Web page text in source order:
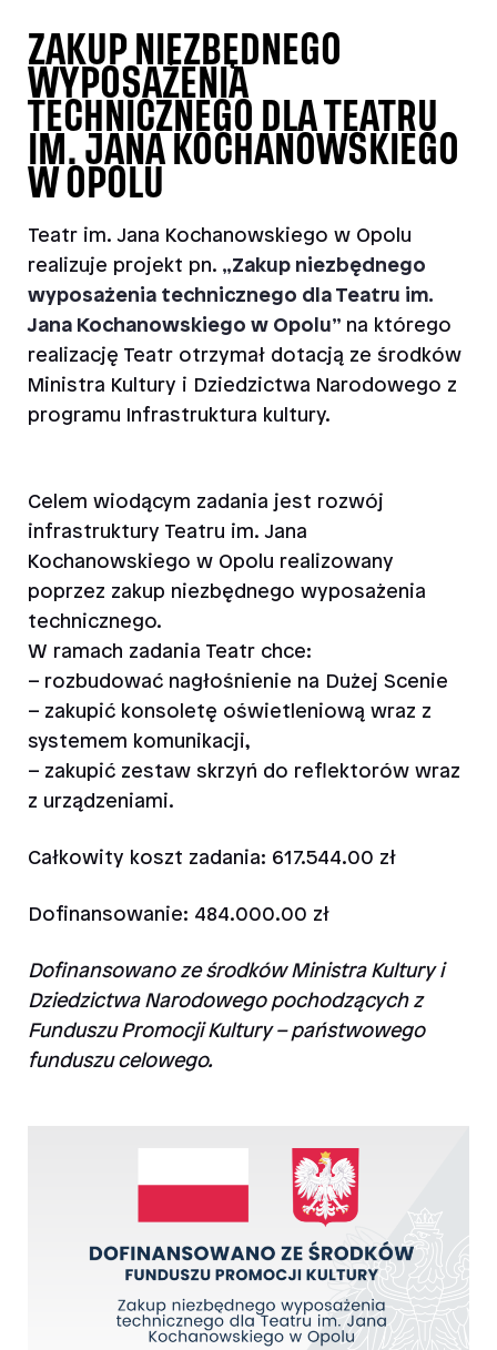
ZAKUP NIEZBĘDNEGO
WYPOSAŻENIA
TECHNICZNEGO DLA TEATRU
IM. JANA KOCHANOWSKIEGO
W OPOLU
Teatr im. Jana Kochanowskiego w Opolu
realizuje projekt pn. „Zakup niezbędnego
wyposażenia technicznego dla Teatru im.
Jana Kochanowskiego w Opolu” na którego
realizację Teatr otrzymał dotacją ze środków
Ministra Kultury i Dziedzictwa Narodowego z
programu Infrastruktura kultury.
Celem wiodącym zadania jest rozwój
infrastruktury Teatru im. Jana
Kochanowskiego w Opolu realizowany
poprzez zakup niezbędnego wyposażenia
technicznego.
W ramach zadania Teatr chce:
– rozbudować nagłośnienie na Dużej Scenie
– zakupić konsoletę oświetleniową wraz z
systemem komunikacji,
– zakupić zestaw skrzyń do reflektorów wraz
z urządzeniami.
Całkowity koszt zadania: 617.544.00 zł
Dofinansowanie: 484.000.00 zł
Dofinansowano ze środków Ministra Kultury i
Dziedzictwa Narodowego pochodzących z
Funduszu Promocji Kultury – państwowego
funduszu celowego.